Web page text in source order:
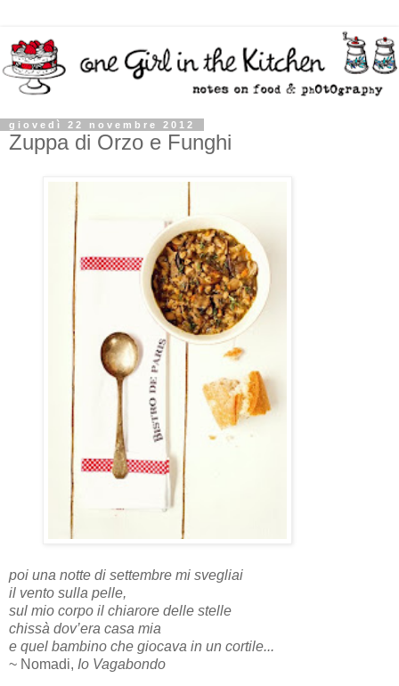
giovedì 22 novembre 2012
Zuppa di Orzo e Funghi
poi una notte di settembre mi svegliai
il vento sulla pelle,
sul mio corpo il chiarore delle stelle
chissà dov’era casa mia
e quel bambino che giocava in un cortile...
~ Nomadi, Io Vagabondo